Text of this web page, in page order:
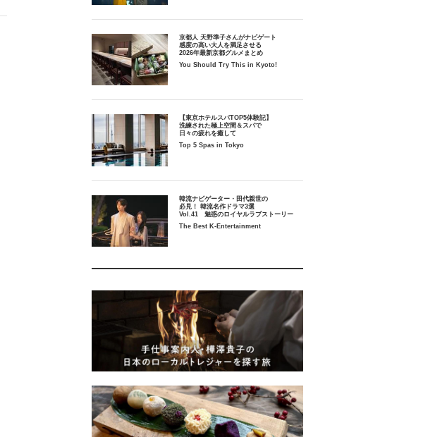
京都人 天野準子さんがナビゲート
感度の高い大人を満足させる
2026年最新京都グルメまとめ
You Should Try This in Kyoto!
【東京ホテルスパTOP5体験記】
洗練された極上空間＆スパで
日々の疲れを癒して
Top 5 Spas in Tokyo
韓流ナビゲーター・田代親世の
必見！ 韓流名作ドラマ3選
Vol.41 魅惑のロイヤルラブストーリー
The Best K-Entertainment